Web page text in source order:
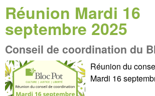
Réunion Mardi 16
septembre 2025
Conseil de coordination du
Réunion du
Mardi 16